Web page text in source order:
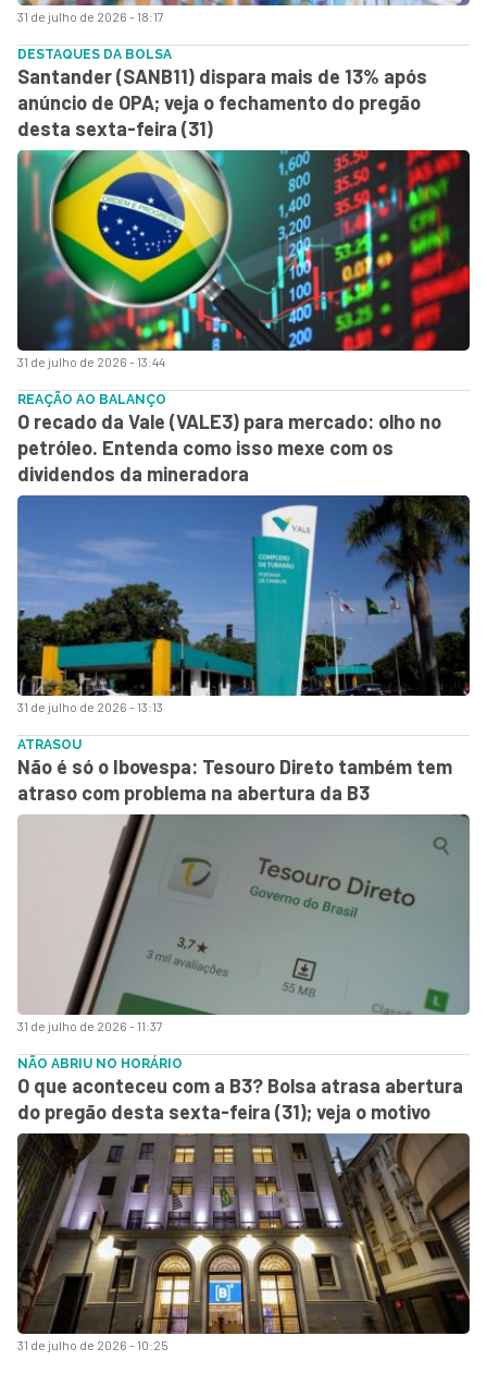
31 de julho de 2026 - 18:17
31 de julho de 2026 - 13:44
DESTAQUES DA BOLSA
Santander (SANB11) dispara mais de 13% após
anúncio de OPA; veja o fechamento do pregão
desta sexta-feira (31)
31 de julho de 2026 - 13:13
REAÇÃO AO BALANÇO
O recado da Vale (VALE3) para mercado: olho no
petróleo. Entenda como isso mexe com os
dividendos da mineradora
31 de julho de 2026 - 11:37
ATRASOU
Não é só o Ibovespa: Tesouro Direto também tem
atraso com problema na abertura da B3
31 de julho de 2026 - 10:25
NÃO ABRIU NO HORÁRIO
O que aconteceu com a B3? Bolsa atrasa abertura
do pregão desta sexta-feira (31); veja o motivo